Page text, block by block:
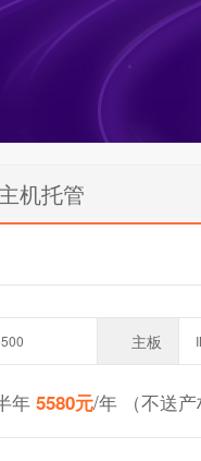
主机托管
主板
年 5580元/年 （不送